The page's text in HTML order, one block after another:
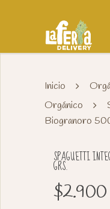
Inicio
Orgánico
Biogranoro
SPAGUETTI
GRS.
$2.900